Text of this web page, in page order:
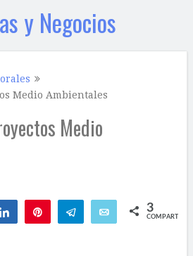
y Negocios
Medio Ambientales
Medio
Compartir Telegram Email 3
COMPARTIR